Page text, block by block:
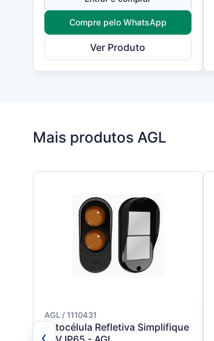
silenciosa e segura em...
Compre pelo WhatsApp
Ver Produto
Mais produtos AGL
AGL / 1110431
Fotocélula Refletiva Simplifique